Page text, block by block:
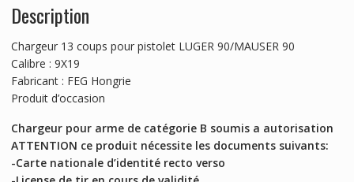
Description
Chargeur 13 coups pour pistolet LUGER 90/MAUSER 90
Calibre : 9X19
Fabricant : FEG Hongrie
Produit d’occasion
Chargeur pour arme de catégorie B soumis a autorisation
ATTENTION ce produit nécessite les documents suivants:
-Carte nationale d’identité recto verso